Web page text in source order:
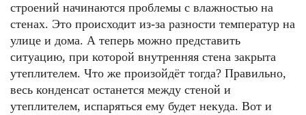
строений начинаются проблемы с влажностью на
стенах. Это происходит из-за разности температур на
улице и дома. А теперь можно представить
ситуацию, при которой внутренняя стена закрыта
утеплителем. Что же произойдёт тогда? Правильно,
весь конденсат останется между стеной и
утеплителем, испаряться ему будет некуда. Вот и